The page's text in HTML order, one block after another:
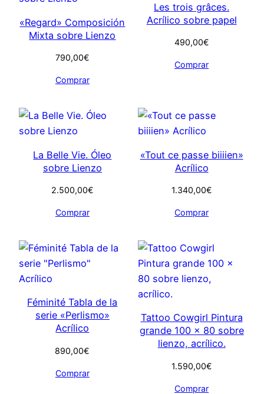
«Regard» Composición
Mixta sobre Lienzo
790,00€
Comprar
Les trois grâces.
Acrílico sobre papel
490,00€
Comprar
La Belle Vie. Óleo
sobre Lienzo
2.500,00€
Comprar
«Tout ce passe biiiien»
Acrílico
1.340,00€
Comprar
Féminité Tabla de la
serie «Perlismo»
Acrílico
890,00€
Comprar
Tattoo Cowgirl Pintura
grande 100 x 80 sobre
lienzo, acrílico.
1.590,00€
Comprar